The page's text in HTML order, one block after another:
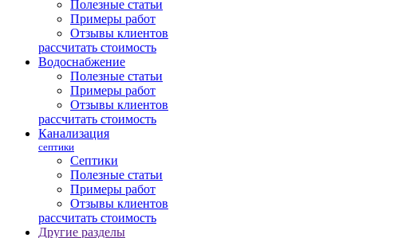
Полезные статьи
Примеры работ
Отзывы клиентов
рассчитать стоимость
Водоснабжение
Полезные статьи
Примеры работ
Отзывы клиентов
рассчитать стоимость
Канализация
септики
Септики
Полезные статьи
Примеры работ
Отзывы клиентов
рассчитать стоимость
Другие разделы